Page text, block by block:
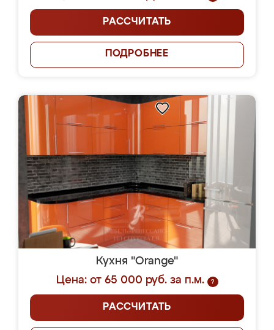
РАССЧИТАТЬ
ПОДРОБНЕЕ
Кухня "Orange"
Цена: от 65 000 руб. за п.м.
?
РАССЧИТАТЬ